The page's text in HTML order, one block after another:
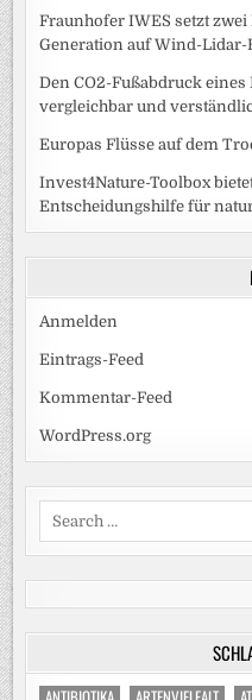
Fraunhofer IWES setzt
Generation auf Wind-Lidar-
Den CO2-Fußabdruck
vergleichbar und
Europas Flüsse auf dem
Invest4Nature-Toolbox
Entscheidungshilfe für
Anmelden
Eintrags-Feed
Kommentar-Feed
WordPress.org